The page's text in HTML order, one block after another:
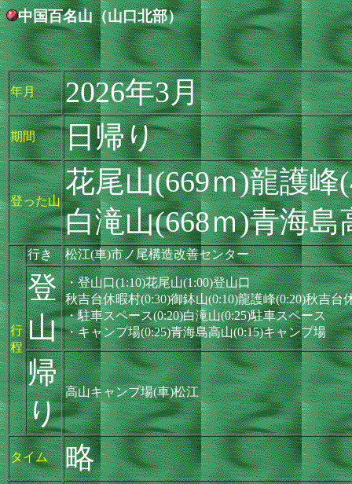
中国百名山（山口北部）
年月 2026年3月
期間 日帰り
登った山
花尾山(669ｍ)龍護峰
白滝山(668ｍ)青海島
行
程
行き 松江(車)市ノ尾構造改善センター
登
山
・登山口(1:10)花尾山(1:00)登山口
秋吉台休暇村(0:30)御鉢山(0:10)龍護峰(0:20)秋吉台
・駐車スペース(0:20)白滝山(0:25)駐車スペース
・キャンプ場(0:25)青海島高山(0:15)キャンプ場
帰
り
高山キャンプ場(車)松江
タイム 略